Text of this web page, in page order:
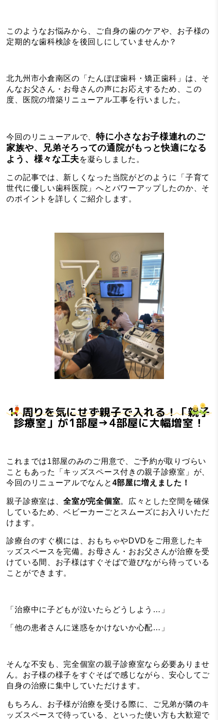
このようなお悩みから、ご自身の歯のケアや、お子様の
定期的な歯科検診を後回しにしていませんか？
北九州市小倉南区の「たんぽぽ歯科・矯正歯科」は、そ
んなお父さん・お母さんの声にお応えするため、この
度、医院の増築リニューアル工事を行いました。
今回のリニューアルで、特に小さなお子様連れのご
家族や、兄弟そろっての通院がもっと快適になる
よう、様々な工夫を凝らしました。
この記事では、新しくなった当院がどのように「子育て
世代に優しい歯科医院」へとパワーアップしたのか、そ
のポイントを詳しくご紹介します。
1. 周りを気にせず親子で入れる！「親子
診療室」が1部屋→4部屋に大幅増室！
これまでは1部屋のみのご用意で、ご予約が取りづらい
こともあった「キッズスペース付きの親子診療室」が、
今回のリニューアルでなんと 4部屋に増えました！
親子診療室は、全室が完全個室。広々とした空間を確保
しているため、ベビーカーごとスムーズにお入りいただ
けます。
診療台のすぐ横には、おもちゃやDVDをご用意したキ
ッズスペースを完備。お母さん・おお父さんが治療を受
けている間、お子様はすぐそばで遊びながら待っている
ことができます。
「治療中に子どもが泣いたらどうしよう…」
「他の患者さんに迷惑をかけないか心配…」
そんな不安も、完全個室の親子診療室なら必要ありませ
ん。お子様の様子をすぐそばで感じながら、安心してご
自身の治療に集中していただけます。
もちろん、お子様が治療を受ける際に、ご兄弟が隣のキ
ッズスペースで待っている、といった使い方も大歓迎で